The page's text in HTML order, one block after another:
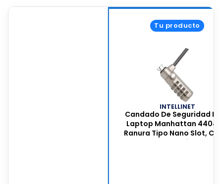
Tu producto
INTELLINET
Candado De Seguridad
Laptop Manhattan
Ranura Tipo Nano Slot,
De Acero Galvanizado De